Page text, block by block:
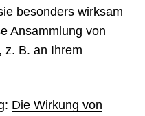
besonders wirksam
Ansammlung von
z. B. an Ihrem
Die Wirkung von